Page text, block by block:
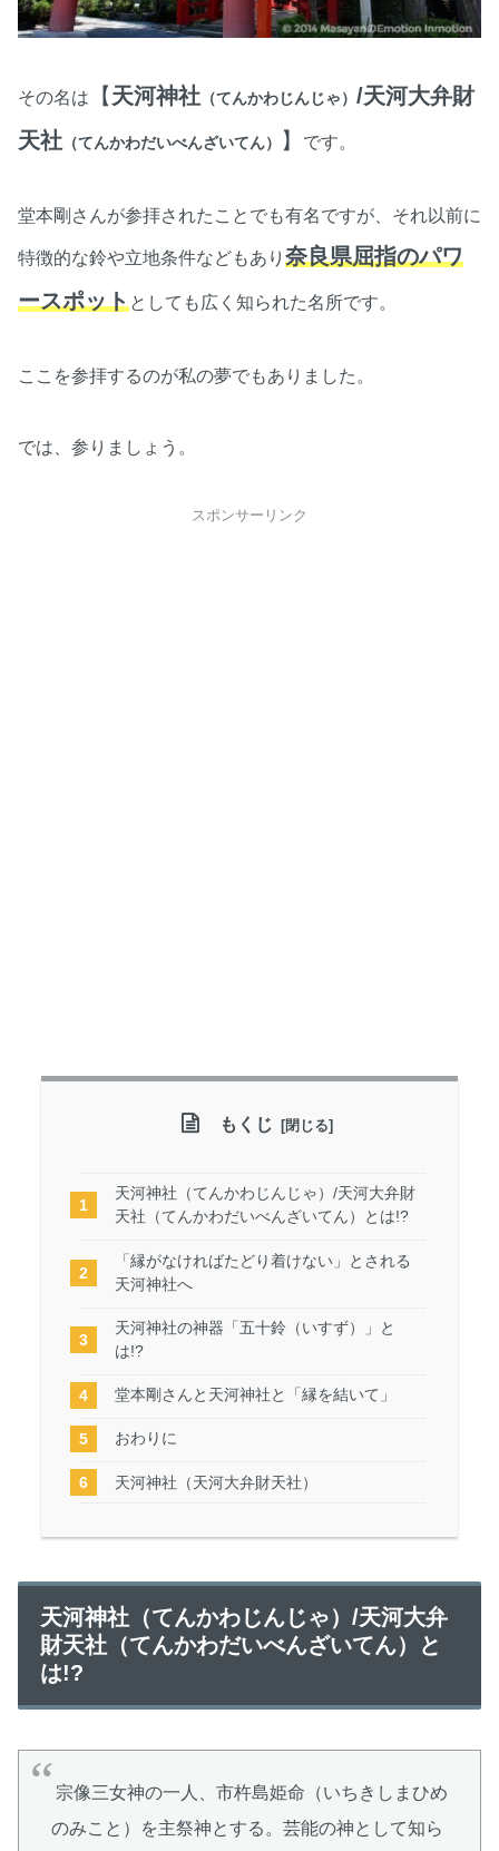
その名は 【天河神社 （てんかわじんじゃ） /天河大弁財
天社 （てんかわだいべんざいてん） 】 です。
堂本剛さんが参拝されたことでも有名ですが、それ以前に
特徴的な鈴や立地条件などもあり 奈良県屈指のパワ
ースポットとしても広く知られた名所です。
ここを参拝するのが私の夢でもありました。
では、参りましょう。
スポンサーリンク
もくじ
天河神社（てんかわじんじゃ）/天河大弁財
天社（てんかわだいべんざいてん）とは!?
「縁がなければたどり着けない」とされる
天河神社へ
天河神社の神器「五十鈴（いすず）」と
は!?
堂本剛さんと天河神社と「縁を結いて」
おわりに
天河神社（天河大弁財天社）
天河神社（てんかわじんじゃ）/天河大弁
財天社（てんかわだいべんざいてん）と
は!?
宗像三女神の一人、市杵島姫命（いちきしまひめ
のみこと）を主祭神とする。芸能の神として知ら